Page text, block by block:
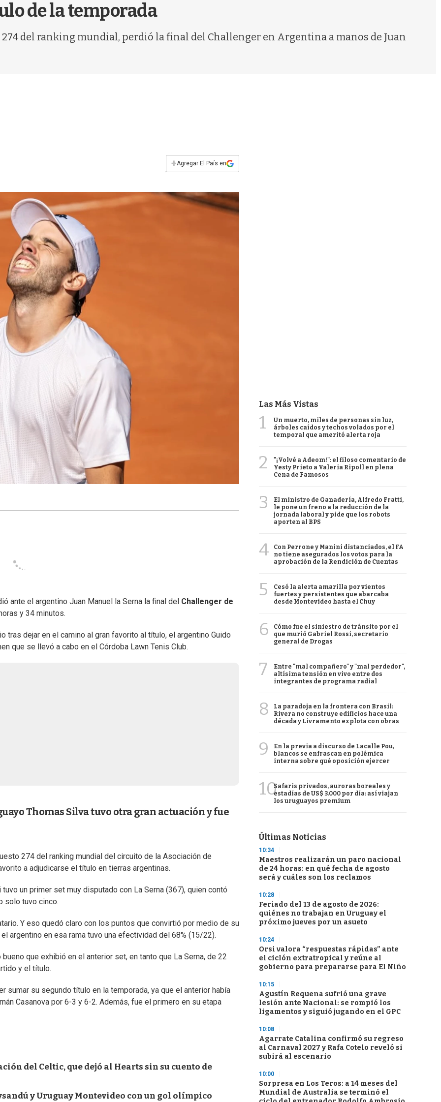
de la temporada
del ranking mundial, perdió la final del Challenger en Argentina a manos de Juan
+Agregar El País en
ante el argentino Juan Manuel la Serna la final del Challenger de
y 34 minutos.
tras dejar en el camino al gran favorito al título, el argentino Guido
que se llevó a cabo en el Córdoba Lawn Tenis Club.
Thomas Silva tuvo otra gran actuación y fue
274 del ranking mundial del circuito de la Asociación de
a adjudicarse el título en tierras argentinas.
un primer set muy disputado con La Serna (367), quien contó
solo tuvo cinco.
Y eso quedó claro con los puntos que convirtió por medio de su
argentino en esa rama tuvo una efectividad del 68% (15/22).
que exhibió en el anterior set, en tanto que La Serna, de 22
y el título.
sumar su segundo título en la temporada, ya que el anterior había
Casanova por 6-3 y 6-2. Además, fue el primero en su etapa
del Celtic, que dejó al Hearts sin su cuento de
y Uruguay Montevideo con un gol olímpico
Las Más Vistas
1
Un muerto, miles de personas sin luz,
árboles caídos y techos volados por el
temporal que ameritó alerta roja
2
"¡Volvé a Adeom!": el filoso comentario de
Yesty Prieto a Valeria Ripoll en plena
Cena de Famosos
3
El ministro de Ganadería, Alfredo Fratti,
le pone un freno a la reducción de la
jornada laboral y pide que los robots
aporten al BPS
4
Con Perrone y Manini distanciados, el FA
no tiene asegurados los votos para la
aprobación de la Rendición de Cuentas
5
Cesó la alerta amarilla por vientos
fuertes y persistentes que abarcaba
desde Montevideo hasta el Chuy
6
Cómo fue el siniestro de tránsito por el
que murió Gabriel Rossi, secretario
general de Drogas
7
Entre "mal compañero" y "mal perdedor",
altísima tensión en vivo entre dos
integrantes de programa radial
8
La paradoja en la frontera con Brasil:
Rivera no construye edificios hace una
década y Livramento explota con obras
9
En la previa a discurso de Lacalle Pou,
blancos se enfrascan en polémica
interna sobre qué oposición ejercer
10Safaris privados, auroras boreales y
estadías de US$ 3.000 por día: así viajan
los uruguayos premium
Últimas Noticias
10:34
Maestros realizarán un paro nacional
de 24 horas: en qué fecha de agosto
será y cuáles son los reclamos
10:28
Feriado del 13 de agosto de 2026:
quiénes no trabajan en Uruguay el
próximo jueves por un asueto
10:24
Orsi valora “respuestas rápidas” ante
el ciclón extratropical y reúne al
gobierno para prepararse para El Niño
10:15
Agustín Requena sufrió una grave
lesión ante Nacional: se rompió los
ligamentos y siguió jugando en el GPC
10:08
Agarrate Catalina confirmó su regreso
al Carnaval 2027 y Rafa Cotelo reveló si
subirá al escenario
10:00
Sorpresa en Los Teros: a 14 meses del
Mundial de Australia se terminó el